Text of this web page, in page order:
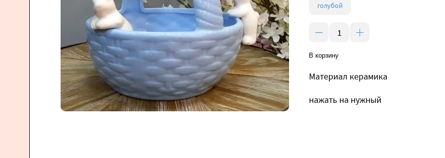
голубой
В корзину
Материал керамика
нажать на нужный